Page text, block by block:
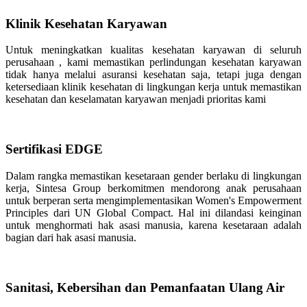
Klinik Kesehatan Karyawan
Untuk meningkatkan kualitas kesehatan karyawan di seluruh
perusahaan , kami memastikan perlindungan kesehatan karyawan
tidak hanya melalui asuransi kesehatan saja, tetapi juga dengan
ketersediaan klinik kesehatan di lingkungan kerja untuk memastikan
kesehatan dan keselamatan karyawan menjadi prioritas kami
Sertifikasi EDGE
Dalam rangka memastikan kesetaraan gender berlaku di lingkungan
kerja, Sintesa Group berkomitmen mendorong anak perusahaan
untuk berperan serta mengimplementasikan Women's Empowerment
Principles dari UN Global Compact. Hal ini dilandasi keinginan
untuk menghormati hak asasi manusia, karena kesetaraan adalah
bagian dari hak asasi manusia.
Sanitasi, Kebersihan dan Pemanfaatan Ulang Air